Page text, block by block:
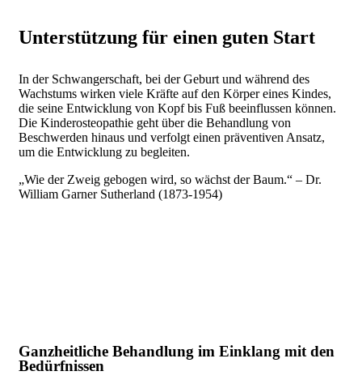
Unterstützung für einen guten Start
In der Schwangerschaft, bei der Geburt und während des
Wachstums wirken viele Kräfte auf den Körper eines Kindes,
die seine Entwicklung von Kopf bis Fuß beeinflussen können.
Die Kinderosteopathie geht über die Behandlung von
Beschwerden hinaus und verfolgt einen präventiven Ansatz,
um die Entwicklung zu begleiten.
„Wie der Zweig gebogen wird, so wächst der Baum.“ – Dr.
William Garner Sutherland (1873-1954)
Ganzheitliche Behandlung im Einklang mit den
Bedürfnissen